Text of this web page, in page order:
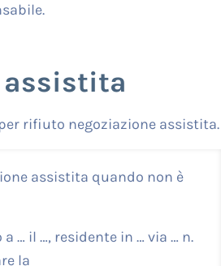
assistita
rifiuto negoziazione assistita.
assistita quando non è
… il …, residente in … via … n.
la